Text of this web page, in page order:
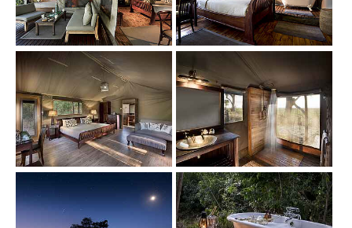
Show larger version Show larger version
Show larger version